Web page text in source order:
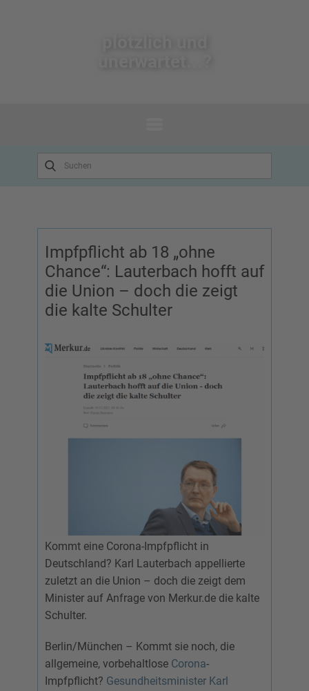
Impfpflicht ab 18 „ohne
Chance“: Lauterbach hofft auf
die Union – doch die zeigt
die kalte Schulter
Kommt eine Corona-Impfpflicht in
Deutschland? Karl Lauterbach appellierte
zuletzt an die Union – doch die zeigt dem
Minister auf Anfrage von Merkur.de die kalte
Schulter.
Berlin/München – Kommt sie noch, die
allgemeine, vorbehaltlose Corona-
Impfpflicht? Gesundheitsminister Karl